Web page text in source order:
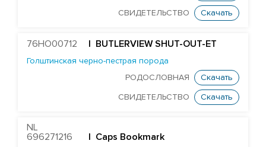
ST GEN MT EDGE 67446-ET
STANTONS ELAPSE 6815-ET
T-GEN-AC DIXIE EXPOSURE-ET
FARNEAR-TBR-BH FLAMER-ET
EDG JABIR GAMBLER 57455-ET
СВИДЕТЕЛЬСТВО Скачать
76HO00712 | BUTLERVIEW SHUT-OUT-ET
Голштинская черно-пестрая порода
РОДОСЛОВНАЯ
Скачать
СВИДЕТЕЛЬСТВО Скачать
NL
696271216
| Caps Bookmark